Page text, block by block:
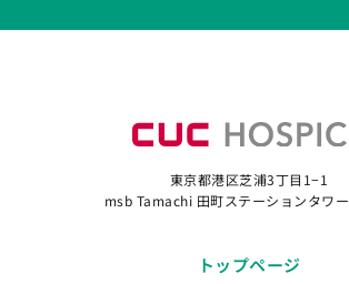
東京都港区芝浦3丁目1−1
msb Tamachi 田町ステーションタワ
トップページ